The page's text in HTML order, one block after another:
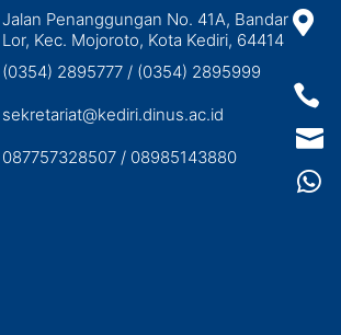
Jalan Penanggungan No. 41A, Bandar
Lor, Kec. Mojoroto, Kota Kediri, 64414
(0354) 2895777 / (0354) 2895999
sekretariat@kediri.dinus.ac.id
087757328507 / 08985143880



